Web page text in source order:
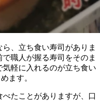
、立ち食い寿司がありま
職人が握る寿司をそのま
軽に入れるのが立ち食い
ます。
たことがありますが、口